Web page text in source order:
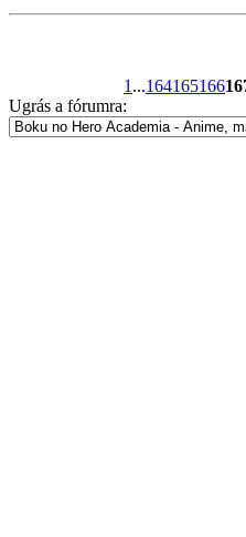
1 ...164165166
Ugrás a fórumra: